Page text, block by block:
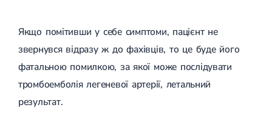
Якщо помітивши у себе симптоми, пацієнт не
звернувся відразу ж до фахівців, то це буде його
фатальною помилкою, за якої може послідувати
тромбоемболія легеневої артерії, летальний
результат.